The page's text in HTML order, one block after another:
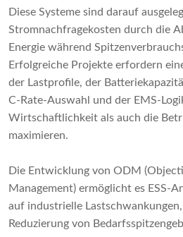
Diese Systeme sind darauf
Stromnachfragekosten durch die
Energie während
Erfolgreiche Projekte erfordern
der Lastprofile, der
C-Rate-Auswahl und der EMS-
Wirtschaftlichkeit als auch die
maximieren.
Die Entwicklung von ODM
Management) ermöglicht es ESS-
auf industrielle
Reduzierung von